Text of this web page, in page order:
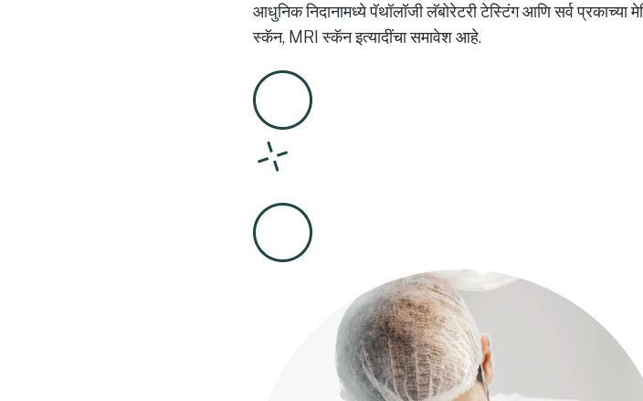
आधुनिक निदानामध्ये पॅथॉलॉजी लॅबोरेटरी टेस्टिंग आणि सर्व
स्कॅन, MRI स्कॅन इत्यादींचा समावेश आहे.